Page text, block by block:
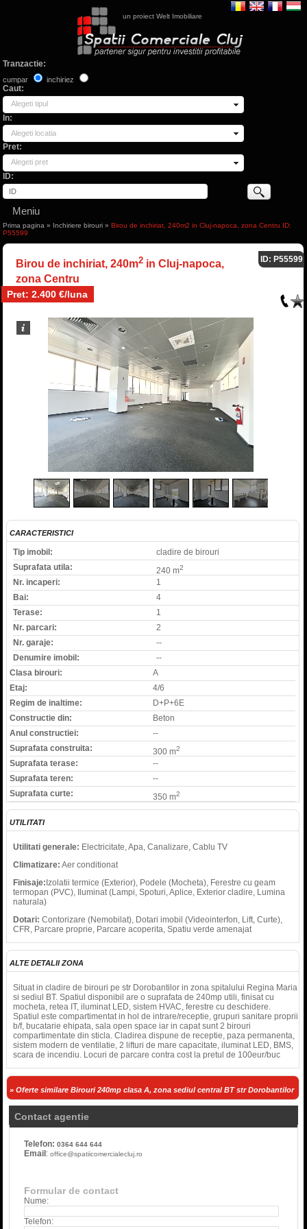
un proiect Welt Imobiliare
Tranzactie:
cumpar inchiriez
Caut:
Alegeti tipul
In:
Alegeti locatia
Pret:
Alegeti pret
ID:
Meniu
Prima pagina » Inchiriere birouri » Birou de inchiriat, 240m2 in Cluj-napoca, zona Centru ID:
P55599
Birou de inchiriat, 240m2in Cluj-napoca,
zona Centru
Pret: 2.400 €/luna
ID: P55599
CARACTERISTICI
Tip imobil:
cladire de birouri
Suprafata utila:
240 m2
Nr. incaperi:
1
Bai:
4
Terase:
1
Nr. parcari:
2
Nr. garaje:
--
Denumire imobil:
--
Clasa birouri:
A
Etaj:
4/6
Regim de inaltime:
D+P+6E
Constructie din:
Beton
Anul constructiei:
--
Suprafata construita:
300 m2
Suprafata terase:
--
Suprafata teren:
--
Suprafata curte:
350 m2
UTILITATI
Utilitati generale: Electricitate, Apa, Canalizare, Cablu TV
Climatizare: Aer conditionat
Finisaje: Izolatii termice (Exterior), Podele (Mocheta), Ferestre cu geam
termopan (PVC), Iluminat (Lampi, Spoturi, Aplice, Exterior cladire, Lumina
naturala)
Dotari: Contorizare (Nemobilat), Dotari imobil (Videointerfon, Lift, Curte),
CFR, Parcare proprie, Parcare acoperita, Spatiu verde amenajat
ALTE DETALII ZONA
Situat in cladire de birouri pe str Dorobantilor in zona spitalului Regina Maria
si sediul BT. Spatiul disponibil are o suprafata de 240mp utili, finisat cu
mocheta, retea IT, iluminat LED, sistem HVAC, ferestre cu deschidere.
Spatiul este compartimentat in hol de intrare/receptie, grupuri sanitare proprii
b/f, bucatarie ehipata, sala open space iar in capat sunt 2 birouri
compartimentate din sticla. Cladirea dispune de receptie, paza permanenta,
sistem modern de ventilatie, 2 lifturi de mare capacitate, iluminat LED, BMS,
scara de incendiu. Locuri de parcare contra cost la pretul de 100eur/buc
» Oferte similare Birouri 240mp clasa A, zona sediul central BT str Dorobantilor
Contact agentie
Telefon:0364 644 644
Email :office@spatiicomercialecluj.ro
Formular de contact
Nume:
Telefon: